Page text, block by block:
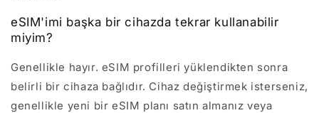
eSIM'imi başka bir cihazda tekrar kullanabilir
miyim?
Genellikle hayır. eSIM profilleri yüklendikten sonra
belirli bir cihaza bağlıdır. Cihaz değiştirmek isterseniz,
genellikle yeni bir eSIM planı satın almanız veya